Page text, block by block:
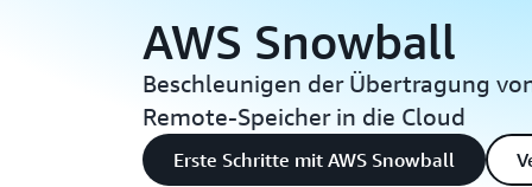
AWS Snowball
Beschleunigen der Übertragung
Remote-Speicher in die Cloud
Erste Schritte mit AWS Snowball